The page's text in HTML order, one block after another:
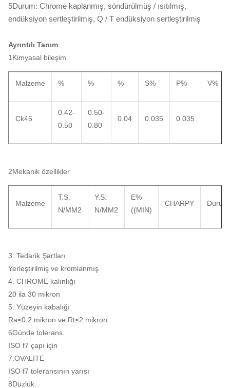
5Durum: Chrome kaplanmış, söndürülmüş / ısıtılmış,
endüksiyon sertleştirilmiş, Q / T endüksiyon sertleştirilmiş
Ayrıntılı Tanım
1Kimyasal bileşim
Malzeme % % % S% P% V%
Ck45
0.42-
0.50
0.50-
0.80
0.04 0.035 0.035
2Mekanik özellikler
Malzeme
T.S.
N/MM2
Y.S.
N/MM2
E%
((MIN)
CHARPY Durum
3. Tedarik Şartları
Yerleştirilmiş ve kromlanmış
4. CHROME kalınlığı
20 ila 30 mikron
5. Yüzeyin kabalığı
Ra≤0,2 mikron ve Rt≤2 mikron
6Günde tolerans.
ISO f7 çapı için
7.OVALİTE
ISO f7 toleransının yarısı
8Düzlük.